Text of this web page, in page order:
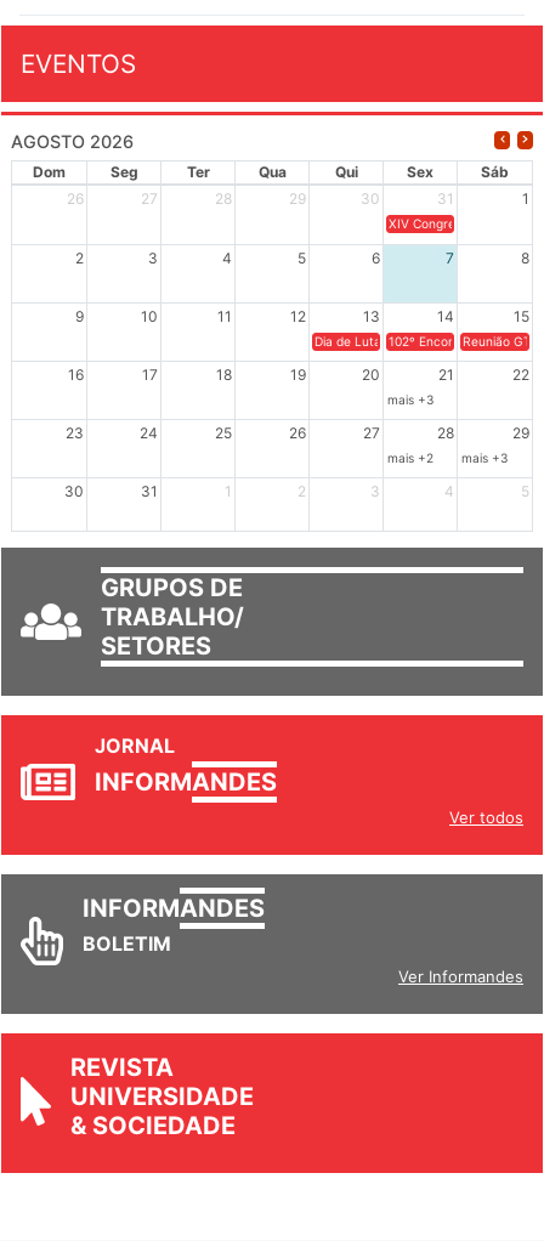
EVENTOS
AGOSTO 2026
Dom Seg Ter Qua Qui Sex
Sáb
26
27 28 29 30 31 1
XIV Congresso Brasileiro
2 3 4 5 6 7 8
9 10 11 12 13 14 15
Dia de Luta em Defesa de Cuba e da
102º Encontro da
Reunião
16 17 18 19 20 21 22
mais +3
23 24 25 26 27 28 29
mais +2 mais +3
30 31 1 2 3 4 5
GRUPOS DE
TRABALHO/
SETORES
JORNAL
INFORMANDES
Ver todos
INFORMANDES
BOLETIM
Ver Informandes
REVISTA
UNIVERSIDADE
& SOCIEDADE